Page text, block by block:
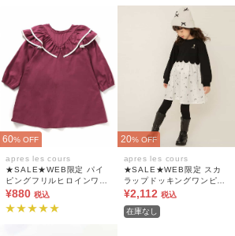
60% OFF
apres les cours
★SALE★WEB限定 パイ
ピングフリルヒロインワン
ピース
¥880 税込
20% OFF
apres les cours
★SALE★WEB限定 スカ
ラップドッキングワンピー
ス
¥2,112 税込
在庫なし